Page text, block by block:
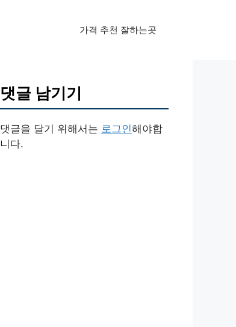
가격 추천 잘하는곳
댓글 남기기
댓글을 달기 위해서는 로그인해야합
니다.